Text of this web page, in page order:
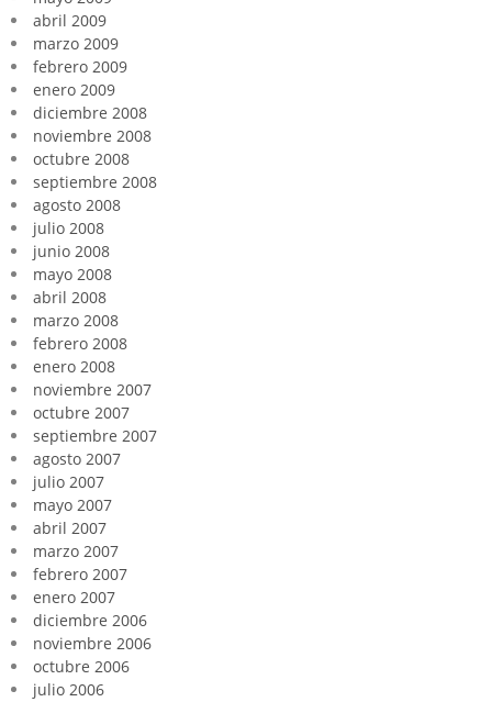
abril 2009
marzo 2009
febrero 2009
enero 2009
diciembre 2008
noviembre 2008
octubre 2008
septiembre 2008
agosto 2008
julio 2008
junio 2008
mayo 2008
abril 2008
marzo 2008
febrero 2008
enero 2008
noviembre 2007
octubre 2007
septiembre 2007
agosto 2007
julio 2007
mayo 2007
abril 2007
marzo 2007
febrero 2007
enero 2007
diciembre 2006
noviembre 2006
octubre 2006
julio 2006